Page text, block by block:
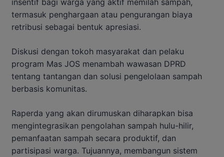
termasuk penghargaan atau pengurangan biaya
retribusi sebagai bentuk apresiasi.
Diskusi dengan tokoh masyarakat dan pelaku
program Mas JOS menambah wawasan DPRD
tentang tantangan dan solusi pengelolaan sampah
berbasis komunitas.
Raperda yang akan dirumuskan diharapkan bisa
mengintegrasikan pengolahan sampah hulu-hilir,
pemanfaatan sampah secara produktif, dan
partisipasi warga. Tujuannya, membangun sistem